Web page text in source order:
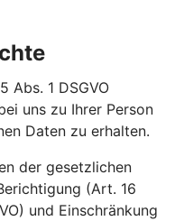
Abs. 1 DSGVO
uns zu Ihrer Person
Daten zu erhalten.
der gesetzlichen
(Art. 16
und Einschränkung